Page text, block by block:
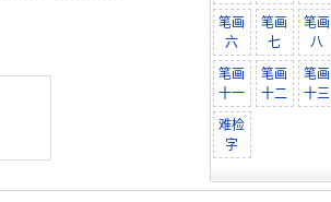
笔画
六
笔画
七
笔画
八
笔画
十一
笔画
十二
笔画
十三
难检
字